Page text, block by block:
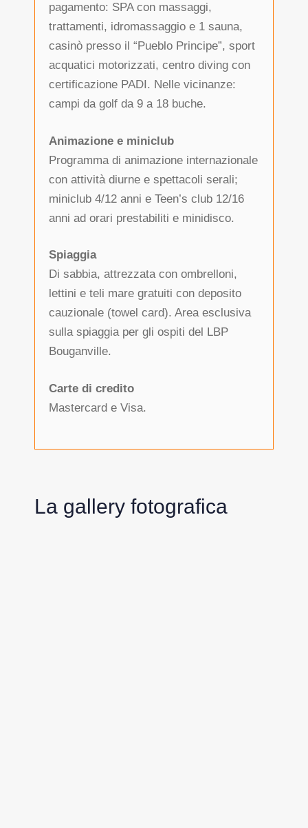
pagamento: SPA con massaggi,
trattamenti, idromassaggio e 1 sauna,
casinò presso il “Pueblo Principe”, sport
acquatici motorizzati, centro diving con
certificazione PADI. Nelle vicinanze:
campi da golf da 9 a 18 buche.
Animazione e miniclub
Programma di animazione internazionale
con attività diurne e spettacoli serali;
miniclub 4/12 anni e Teen’s club 12/16
anni ad orari prestabiliti e minidisco.
Spiaggia
Di sabbia, attrezzata con ombrelloni,
lettini e teli mare gratuiti con deposito
cauzionale (towel card). Area esclusiva
sulla spiaggia per gli ospiti del LBP
Bouganville.
Carte di credito
Mastercard e Visa.
La gallery fotografica